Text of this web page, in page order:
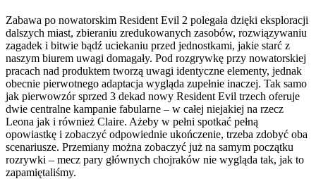
Zabawa po nowatorskim Resident Evil 2 polegała dzięki eksploracji
dalszych miast, zbieraniu zredukowanych zasobów, rozwiązywaniu
zagadek i bitwie bądź uciekaniu przed jednostkami, jakie starć z
naszym biurem uwagi domagały. Pod rozgrywkę przy nowatorskiej
pracach nad produktem tworzą uwagi identyczne elementy, jednak
obecnie pierwotnego adaptacja wygląda zupełnie inaczej. Tak samo
jak pierwowzór sprzed 3 dekad nowy Resident Evil trzech oferuje
dwie centralne kampanie fabularne – w całej niejakiej na rzecz
Leona jak i również Claire. Ażeby w pełni spotkać pełną
opowiastkę i zobaczyć odpowiednie ukończenie, trzeba zdobyć oba
scenariusze. Przemiany można zobaczyć już na samym początku
rozrywki – mecz pary głównych chojraków nie wygląda tak, jak to
zapamiętaliśmy.